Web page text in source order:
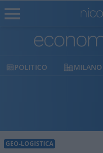
MILANO
GEO-LOGISTICA